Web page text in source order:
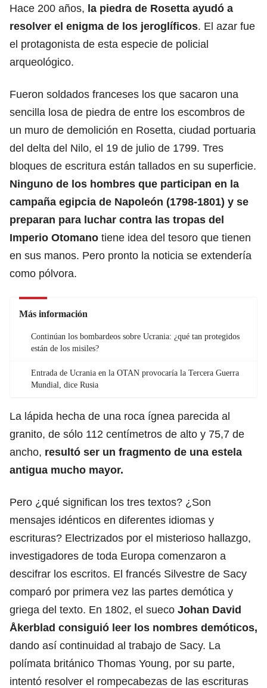
Hace 200 años, la piedra de Rosetta ayudó a
resolver el enigma de los jeroglíficos. El azar fue
el protagonista de esta especie de policial
arqueológico.
Fueron soldados franceses los que sacaron una
sencilla losa de piedra de entre los escombros de
un muro de demolición en Rosetta, ciudad portuaria
del delta del Nilo, el 19 de julio de 1799. Tres
bloques de escritura están tallados en su superficie.
Ninguno de los hombres que participan en la
campaña egipcia de Napoleón (1798-1801) y se
preparan para luchar contra las tropas del
Imperio Otomano tiene idea del tesoro que tienen
en sus manos. Pero pronto la noticia se extendería
como pólvora.
Más información
Continúan los bombardeos sobre Ucrania: ¿qué tan protegidos
están de los misiles?
Entrada de Ucrania en la OTAN provocaría la Tercera Guerra
Mundial, dice Rusia
La lápida hecha de una roca ígnea parecida al
granito, de sólo 112 centímetros de alto y 75,7 de
ancho, resultó ser un fragmento de una estela
antigua mucho mayor.
Pero ¿qué significan los tres textos? ¿Son
mensajes idénticos en diferentes idiomas y
escrituras? Electrizados por el misterioso hallazgo,
investigadores de toda Europa comenzaron a
descifrar los escritos. El francés Silvestre de Sacy
comparó por primera vez las partes demótica y
griega del texto. En 1802, el sueco Johan David
Åkerblad consiguió leer los nombres demóticos,
dando así continuidad al trabajo de Sacy. La
polímata británico Thomas Young, por su parte,
intentó resolver el rompecabezas de las escrituras